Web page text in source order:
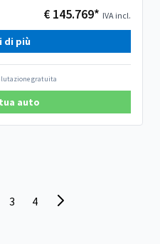
€ 145.769* IVA incl.
di più
gratuita
auto
3 4